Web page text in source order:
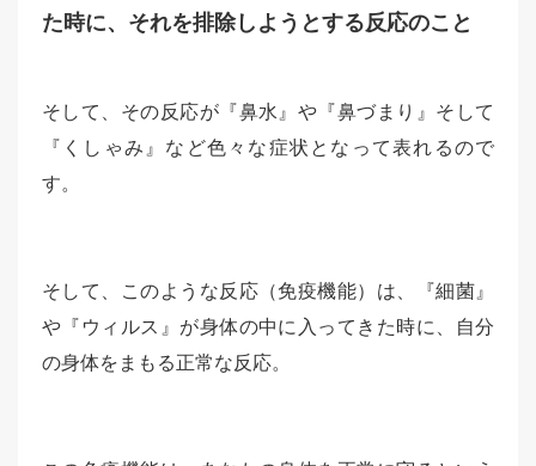
た時に、それを排除しようとする反応のこと
そして、その反応が『鼻水』や『鼻づまり』そして
『くしゃみ』など色々な症状となって表れるので
す。
そして、このような反応（免疫機能）は、『細菌』
や『ウィルス』が身体の中に入ってきた時に、自分
の身体をまもる正常な反応。